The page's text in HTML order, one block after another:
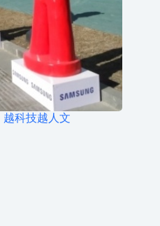
科技越人文